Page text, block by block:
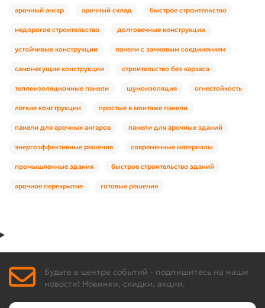
арочный ангар арочный склад быстрое строительство
недорогое строительство долговечные конструкции
устойчивые конструкции панели с замковым соединением
самонесущие конструкции строительство без каркаса
теплоизоляционные панели шумоизоляция огнестойкость
легкие конструкции простые в монтаже панели
панели для арочных ангаров панели для арочных зданий
энергоэффективные решения современные материалы
промышленные здания быстрое строительство зданий
арочное перекрытие готовые решения
Будьте в центре событий - подпишитесь на наши
новости! Новинки, скидки, акции.